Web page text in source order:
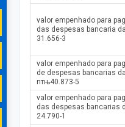
valor empenhado para
das despesas bancaria
31.656-3
valor empenhado para
de despesas bancarias
nтњ40.873-5
valor empenhado para
das despesas bancarias
24.790-1